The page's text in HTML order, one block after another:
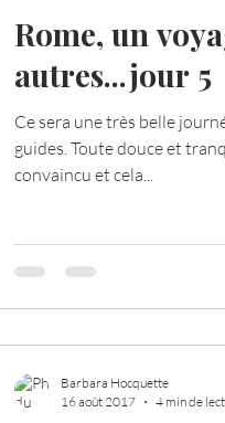
Rome, un
autres...jour 5
Ce sera une très belle
guides. Toute douce et
convaincu et cela...
Barbara Hocquette
16 août 2017
4 min de